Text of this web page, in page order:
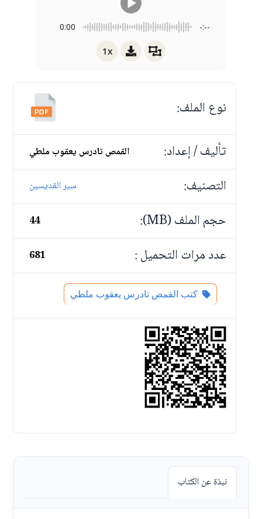
0:00 -:--
1x
نوع الملف:
تأليف / إعداد:
القمص تادرس يعقوب ملطي
التصنيف: سير القديسين
حجم الملف (MB): 44
عدد مرات التحميل : 681
كتب القمص تادرس يعقوب ملطي
نبذة عن الكتاب